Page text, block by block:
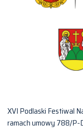
XVI Podlaski Festiwal
ramach umowy 788/P-